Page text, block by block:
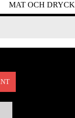
MAT OCH DRYCK